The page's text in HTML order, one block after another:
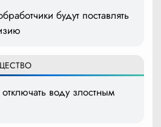
будут поставлять
воду злостным